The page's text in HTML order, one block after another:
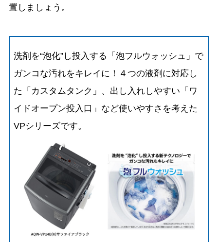
置しましょう。
洗剤を“泡化”し投入する「泡フルウォッシュ」で
ガンコな汚れをキレイに！４つの液剤に対応し
た「カスタムタンク」、出し入れしやすい「ワ
イドオープン投入口」など使いやすさを考えた
VPシリーズです。